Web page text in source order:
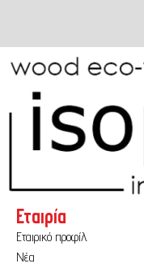
Εταιρία
Εταιρικό προφίλ
Νέα